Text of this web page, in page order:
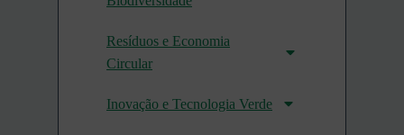
Resíduos e Economia
Circular
Inovação e Tecnologia Verde